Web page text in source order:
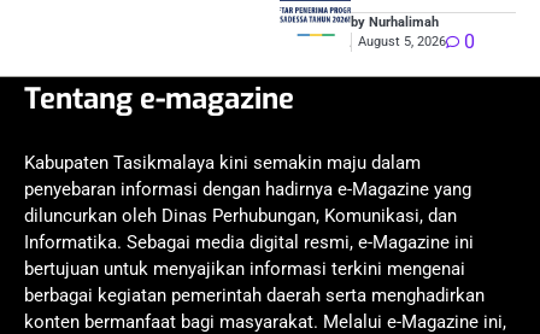
by Nurhalimah
August 5, 2026
0
Tentang e-magazine
Kabupaten Tasikmalaya kini semakin maju dalam
penyebaran informasi dengan hadirnya e-Magazine yang
diluncurkan oleh Dinas Perhubungan, Komunikasi, dan
Informatika. Sebagai media digital resmi, e-Magazine ini
bertujuan untuk menyajikan informasi terkini mengenai
berbagai kegiatan pemerintah daerah serta menghadirkan
konten bermanfaat bagi masyarakat. Melalui e-Magazine ini,